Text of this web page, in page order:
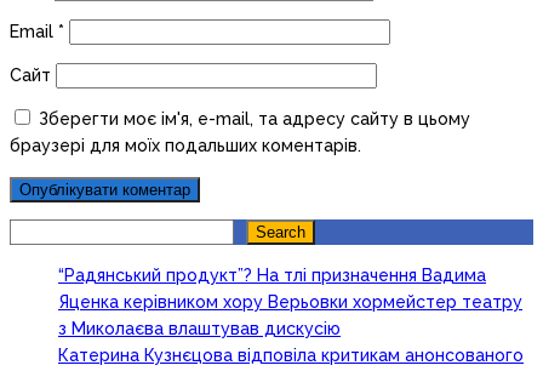
Email *
Сайт
Зберегти моє ім'я, e-mail, та адресу сайту в цьому
браузері для моїх подальших коментарів.
Search
“Радянський продукт”? На тлі призначення Вадима
Яценка керівником хору Верьовки хормейстер театру
з Миколаєва влаштував дискусію
Катерина Кузнєцова відповіла критикам анонсованого